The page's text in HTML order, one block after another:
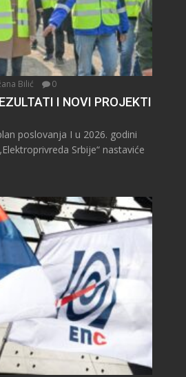
Bilić 0
I NOVI PROJEKTI
poslovanja I u 2026. godini
Srbije“ nastaviće